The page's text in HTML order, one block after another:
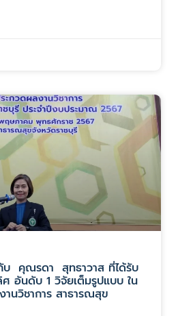
บ คุณรดา สุทธาวาส ที่ได้รับ
ศ อันดับ 1 วิจัยเต็มรูปแบบ ใน
านวิชาการ สาธารณสุข